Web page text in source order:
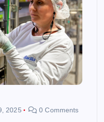
2025 0 Comments